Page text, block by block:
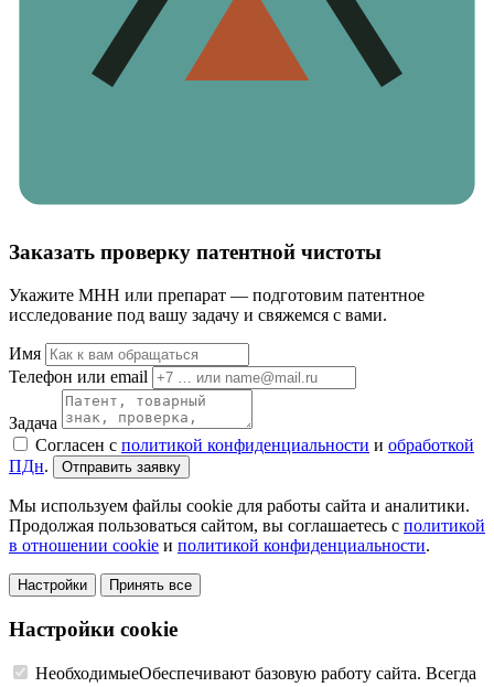
Заказать проверку патентной чистоты
Укажите МНН или препарат — подготовим патентное
исследование под вашу задачу и свяжемся с вами.
Имя
Телефон или email
Задача
Согласен с политикой конфиденциальности и обработкой
ПДн. Отправить заявку
Мы используем файлы cookie для работы сайта и аналитики.
Продолжая пользоваться сайтом, вы соглашаетесь с политикой
в отношении cookie и политикой конфиденциальности.
Настройки Принять все
Настройки cookie
НеобходимыеОбеспечивают базовую работу сайта. Всегда